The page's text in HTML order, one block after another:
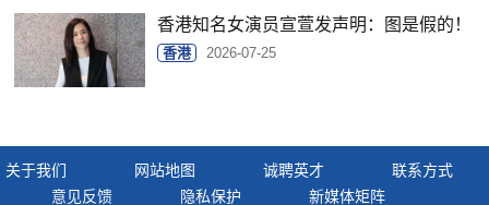
香港知名女演员宣萱发声明：图是假的！
香港 2026-07-25
关于我们 网站地图 诚聘英才
联系方式
意见反馈
隐私保护 新媒体矩阵